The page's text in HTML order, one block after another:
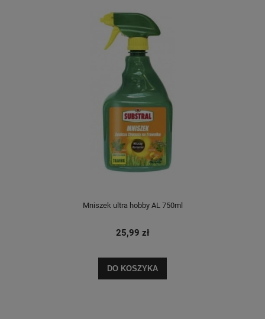
Mniszek ultra hobby AL 750ml
25,99 zł
DO KOSZYKA